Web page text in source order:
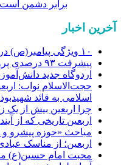
برابر دشمن است
آخرین اخبار
۱۰ ویژگی پیامبر(ص) در آیه ۱۵۷ سوره اعراف
پیشرفت ۹۳ درصدی پروژه‌های نهضت ملی مسکن در قم
اردوگاه جدید
حجت‌الاسلام نواب:
اسلامی به قائد شهیدبود
چرا اربعین بیش از
اربعین تاریخی که از
مباحث «حوزه پیشرو و
اربعین؛ از مناسک
محبت امام حسین(ع)